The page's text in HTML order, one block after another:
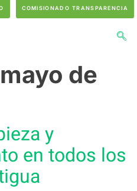
COMISIONADO TRANSPARENCIA
de
y
en todos los